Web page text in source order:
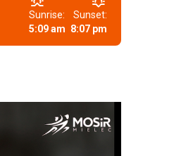
Sunrise:
5:09 am
Sunset:
8:07 pm